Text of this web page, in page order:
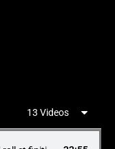
13 Videos